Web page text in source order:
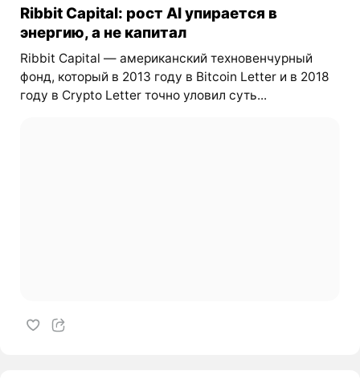
Ribbit Capital: рост AI упирается в
энергию, а не капитал
Ribbit Capital — американский техновенчурный
фонд, который в 2013 году в Bitcoin Letter и в 2018
году в Crypto Letter точно уловил суть...